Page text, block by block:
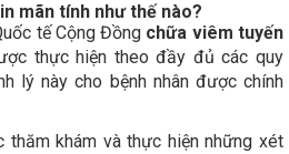
mãn tính như thế nào?
tế Cộng Đồng chữa viêm tuyến
thực hiện theo đầy đủ các quy
lý này cho bệnh nhân được chính
khám và thực hiện những xét